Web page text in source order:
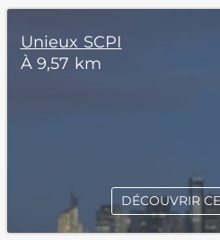
Unieux SCPI
À 9,57 km
DÉCOUVRIR